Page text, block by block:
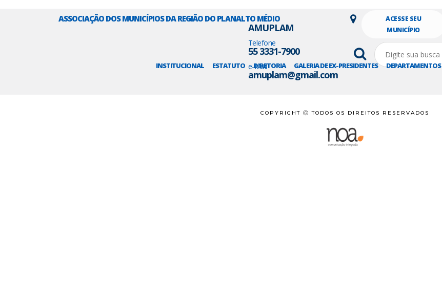
ASSOCIAÇÃO DOS MUNICÍPIOS DA REGIÃO DO PLANALTO MÉDIO
ACESSE SEU
MUNICÍPIO
INSTITUCIONAL ESTATUTO DIRETORIA GALERIA DE EX-PRESIDENTES DEPARTAMENTOS
AMUPLAM
Telefone
55 3331-7900
e-Mail
amuplam@gmail.com
COPYRIGHT Ⓒ TODOS OS DIREITOS RESERVADOS